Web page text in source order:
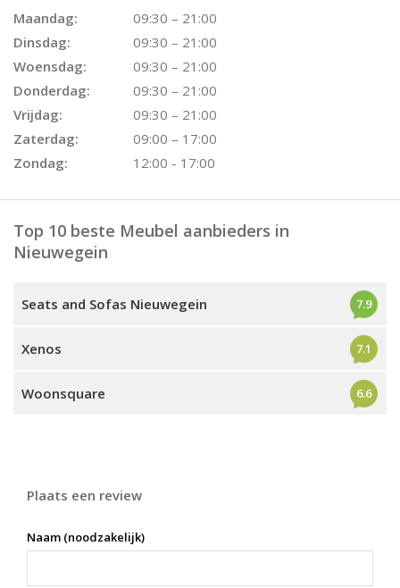
Maandag:
09:30 – 21:00
Dinsdag:
09:30 – 21:00
Woensdag:
09:30 – 21:00
Donderdag:
09:30 – 21:00
Vrijdag:
09:30 – 21:00
Zaterdag:
09:00 – 17:00
Zondag:
12:00 - 17:00
Top 10 beste Meubel aanbieders in
Nieuwegein
Seats and Sofas Nieuwegein 7.9
Xenos 7.1
Woonsquare 6.6
Plaats een review
Naam (noodzakelijk)